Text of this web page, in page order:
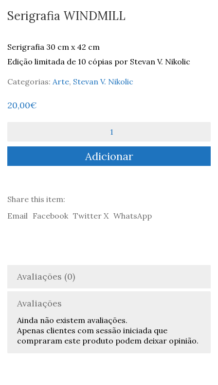
Serigrafia WINDMILL
Serigrafia 30 cm x 42 cm
Edição limitada de 10 cópias por Stevan V. Nikolic
Categorias: Arte, Stevan V. Nikolic
20,00€
Serigrafia
Adicionar
Share this item:
Email Facebook Twitter X WhatsApp
Avaliações (0)
Avaliações
Ainda não existem avaliações.
Apenas clientes com sessão iniciada que
compraram este produto podem deixar opinião.